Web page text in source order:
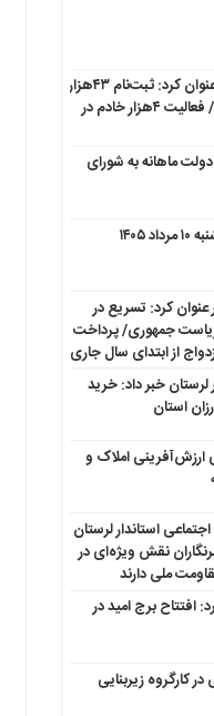
دبیر ستاد اربعین استان عنوان کرد: ثبت‌نام ۴۳هزار
لرستانی در سامانه سماح/ فعالیت ۴هزار خادم در
دولت ماهانه به شورای
عنوان کرد: تسریع در
جمهوری/ پرداخت
لرستان خبر داد: خرید
ارزش‌آفرینی املاک و
استاندار لرستان
نقش ویژه‌ای در
ملی دارند
افتتاح برج امید در
در کارگروه زیربنایی